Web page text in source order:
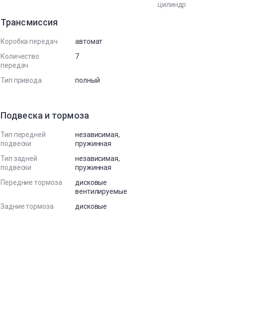
Трансмиссия
Коробка передач
автомат
Количество
передач
7
Тип привода полный
Подвеска и тормоза
Тип передней
подвески
независимая,
пружинная
Тип задней
подвески
независимая,
пружинная
Передние тормоза
дисковые
вентилируемые
Задние тормоза
дисковые
цилиндр